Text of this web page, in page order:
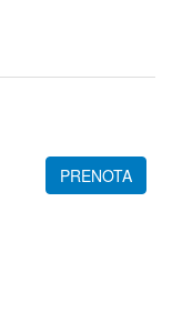
PRENOTA